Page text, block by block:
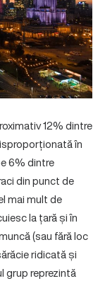
12% dintre
în
6% dintre
din punct de
mai mult de
la țară și în
(sau fără loc
ridicată și
grup reprezintă